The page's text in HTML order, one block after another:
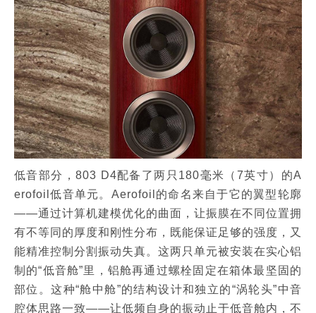
低音部分，803 D4配备了两只180毫米（7英寸）的A
erofoil低音单元。Aerofoil的命名来自于它的翼型轮廓
——通过计算机建模优化的曲面，让振膜在不同位置拥
有不等同的厚度和刚性分布，既能保证足够的强度，又
能精准控制分割振动失真。这两只单元被安装在实心铝
制的“低音舱”里，铝舱再通过螺栓固定在箱体最坚固的
部位。这种“舱中舱”的结构设计和独立的“涡轮头”中音
腔体思路一致——让低频自身的振动止于低音舱内，不